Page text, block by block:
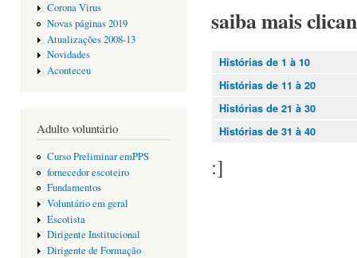
Corona Virus
Novas páginas 2019
Atualizações 2008-13
Novidades
Aconteceu
Adulto voluntário
Curso Preliminar emPPS
fornecedor escoteiro
Fundamentos
Voluntário em geral
Escotista
Dirigente Institucional
Dirigente de Formação
saiba mais
Histórias de 1 à 10
Histórias de 11 à 20
Histórias de 21 à 30
Histórias de 31 à 40
:]